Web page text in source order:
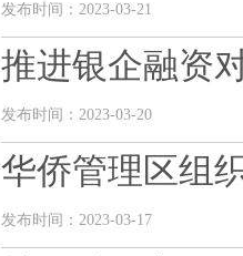
发布时间：2023-03-21
推进银企融资
发布时间：2023-03-20
华侨管理区组
发布时间：2023-03-17